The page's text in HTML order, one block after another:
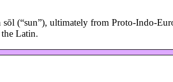
(“sun”), ultimately from Proto-Indo-
Latin.